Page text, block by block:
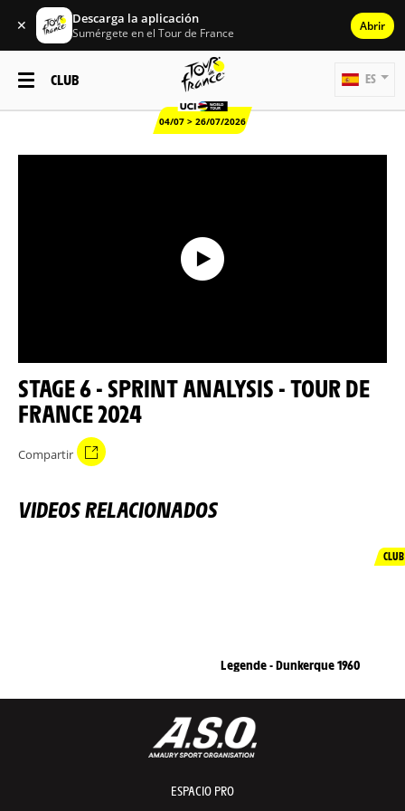
✕ Descarga la aplicación
Sumérgete en el Tour de France Abrir
CLUB
04/07 > 26/07/2026
ES
STAGE 6 - SPRINT ANALYSIS - TOUR DE
FRANCE 2024
Compartir
VIDEOS RELACIONADOS
CLUB
Legende - Dunkerque 1960
ESPACIO PRO